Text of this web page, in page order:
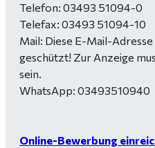
Telefon: 03493 51094-0
Telefax: 03493 51094-10
Mail: Diese E-Mail-
geschützt! Zur Anzeige
sein.
WhatsApp: 03493510940
Online-Bewerbung